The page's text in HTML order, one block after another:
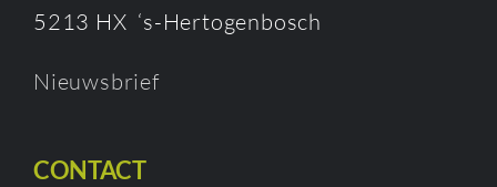
5213 HX ‘s-Hertogenbosch
Nieuwsbrief
CONTACT